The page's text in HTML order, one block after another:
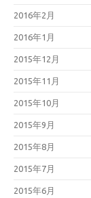
2016年2月
2016年1月
2015年12月
2015年11月
2015年10月
2015年9月
2015年8月
2015年7月
2015年6月